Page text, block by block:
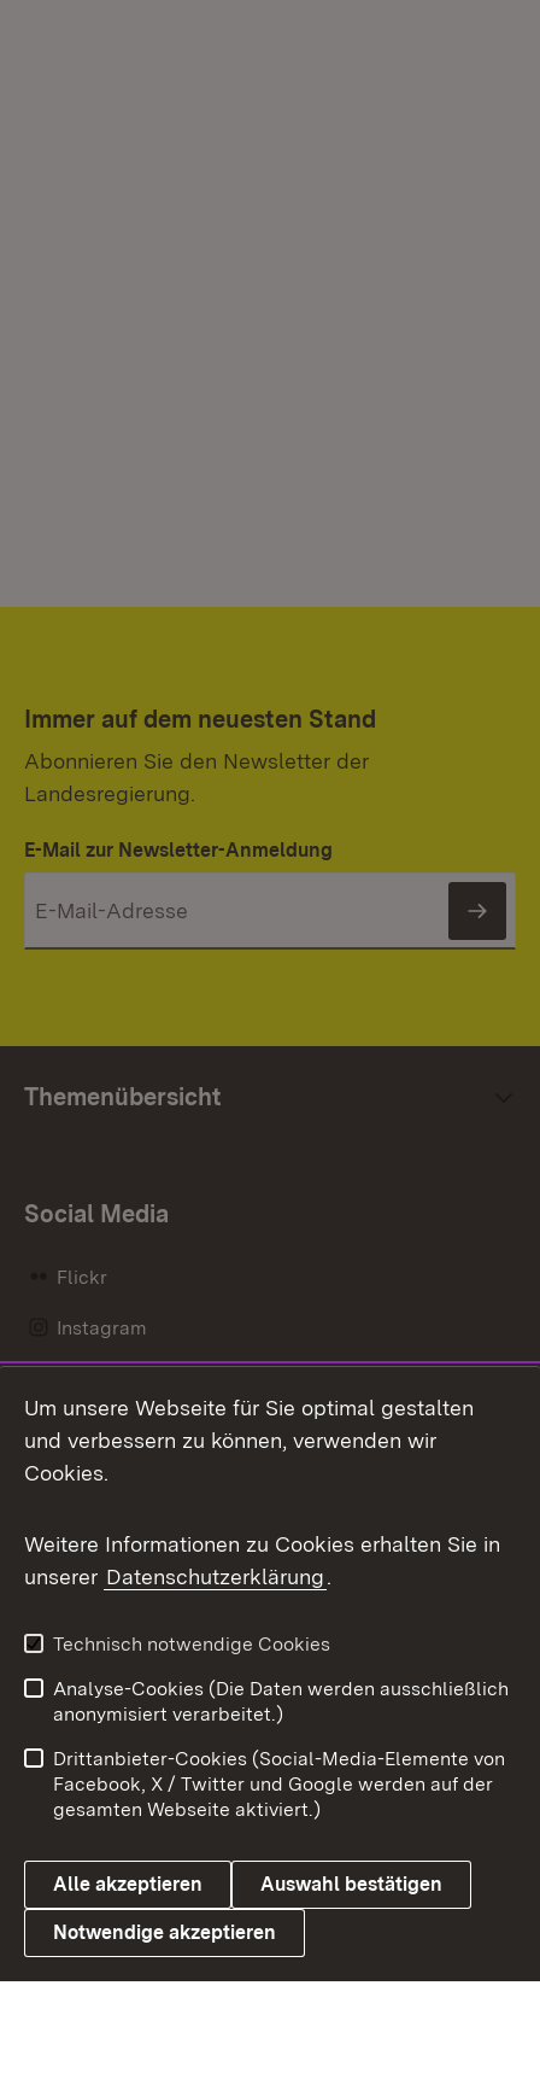
Immer auf dem neuesten Stand
Abonnieren Sie den Newsletter der
Landesregierung.
E-Mail zur Newsletter-Anmeldung
Themenübersicht
Social Media
Flickr
Instagram
Mastodon
Messenger
Social Wall
X / Twitter
Youtube
Link zum Landesportal
Benutzungshinweise
Barrierefreiheit
Datenschutz
Cookies
Um unsere Webseite für Sie optimal gestalten
und verbessern zu können, verwenden wir
Cookies.
Weitere Informationen zu Cookies erhalten Sie in
unserer Datenschutzerklärung.
Technisch notwendige Cookies
Analyse-Cookies (Die Daten werden ausschließlich
anonymisiert verarbeitet.)
Drittanbieter-Cookies (Social-Media-Elemente von
Facebook, X / Twitter und Google werden auf der
gesamten Webseite aktiviert.)
Alle akzeptieren Auswahl bestätigen
Notwendige akzeptieren